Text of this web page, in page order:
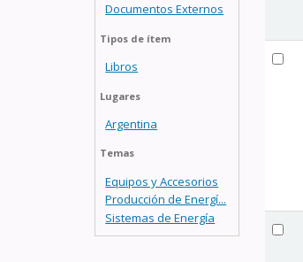
Documentos Externos
Tipos de ítem
Libros
Lugares
Argentina
Temas
Equipos y Accesorios
Producción de Energí...
Sistemas de Energía